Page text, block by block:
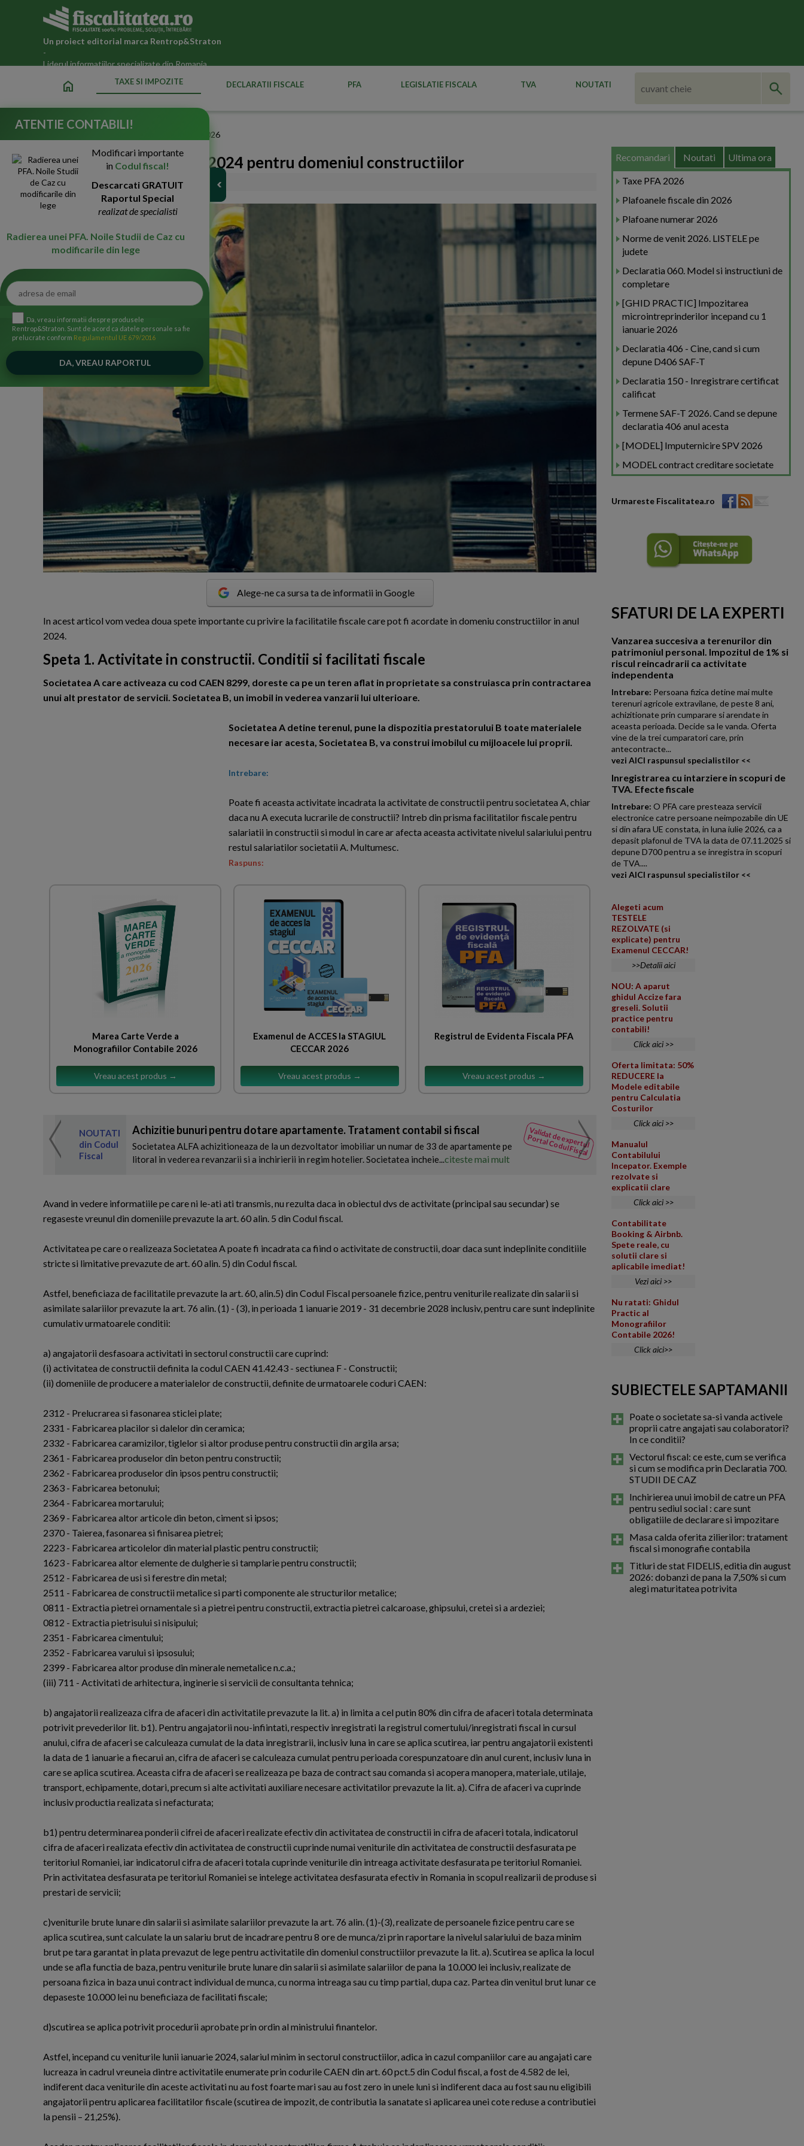
Un proiect editorial marca Rentrop&Straton
-
Liderul informatiilor specializate din Romania
home TAXE SI IMPOZITE DECLARATII FISCALE PFA LEGISLATIE FISCALA TVA NOUTATI
Taxe si impozite datorate statului in 2026
Facilitati fiscale in anul 2024 pentru domeniul constructiilor
21-Aug-2024 76595
Alege-ne ca sursa ta de informatii in Google
In acest articol vom vedea doua spete importante cu privire la facilitatile fiscale care pot fi acordate in domeniu constructiilor in anul
2024.
Speta 1. Activitate in constructii. Conditii si facilitati fiscale
Societatea A care activeaza cu cod CAEN 8299, doreste ca pe un teren aflat in proprietate sa construiasca prin contractarea
unui alt prestator de servicii. Societatea B, un imobil in vederea vanzarii lui ulterioare.
Societatea A detine terenul, pune la dispozitia prestatorului B toate materialele
necesare iar acesta, Societatea B, va construi imobilul cu mijloacele lui proprii.
Intrebare:
Poate fi aceasta activitate incadrata la activitate de constructii pentru societatea A, chiar
daca nu A executa lucrarile de constructii? Intreb din prisma facilitatilor fiscale pentru
salariatii in constructii si modul in care ar afecta aceasta activitate nivelul salariului pentru
restul salariatilor societatii A. Multumesc.
Raspuns:
Marea Carte Verde a
Monografiilor Contabile 2026
Vreau acest produs →
Examenul de ACCES la STAGIUL
CECCAR 2026
Vreau acest produs →
Registrul de Evidenta Fiscala PFA
Vreau acest produs →
NOUTATI
din Codul
Fiscal
Validat de expertul
Portal Codul Fiscal
Achizitie bunuri pentru dotare apartamente. Tratament contabil si fiscal
Societatea ALFA achizitioneaza de la un dezvoltator imobiliar un numar de 33 de apartamente pe
litoral in vederea revanzarii si a inchirierii in regim hotelier. Societatea incheie...citeste mai mult
din Codul
Fiscal
Avand in vedere informatiile pe care ni le-ati ati transmis, nu rezulta daca in obiectul dvs de activitate (principal sau secundar) se
regaseste vreunul din domeniile prevazute la art. 60 alin. 5 din Codul fiscal.
Activitatea pe care o realizeaza Societatea A poate fi incadrata ca fiind o activitate de constructii, doar daca sunt indeplinite conditiile
stricte si limitative prevazute de art. 60 alin. 5) din Codul fiscal.
Astfel, beneficiaza de facilitatile prevazute la art. 60, alin.5) din Codul Fiscal persoanele fizice, pentru veniturile realizate din salarii si
asimilate salariilor prevazute la art. 76 alin. (1) - (3), in perioada 1 ianuarie 2019 - 31 decembrie 2028 inclusiv, pentru care sunt indeplinite
cumulativ urmatoarele conditii:
a) angajatorii desfasoara activitati in sectorul constructii care cuprind:
(i) activitatea de constructii definita la codul CAEN 41.42.43 - sectiunea F - Constructii;
(ii) domeniile de producere a materialelor de constructii, definite de urmatoarele coduri CAEN:
2312 - Prelucrarea si fasonarea sticlei plate;
2331 - Fabricarea placilor si dalelor din ceramica;
2332 - Fabricarea caramizilor, tiglelor si altor produse pentru constructii din argila arsa;
2361 - Fabricarea produselor din beton pentru constructii;
2362 - Fabricarea produselor din ipsos pentru constructii;
2363 - Fabricarea betonului;
2364 - Fabricarea mortarului;
2369 - Fabricarea altor articole din beton, ciment si ipsos;
2370 - Taierea, fasonarea si finisarea pietrei;
2223 - Fabricarea articolelor din material plastic pentru constructii;
1623 - Fabricarea altor elemente de dulgherie si tamplarie pentru constructii;
2512 - Fabricarea de usi si ferestre din metal;
2511 - Fabricarea de constructii metalice si parti componente ale structurilor metalice;
0811 - Extractia pietrei ornamentale si a pietrei pentru constructii, extractia pietrei calcaroase, ghipsului, cretei si a ardeziei;
0812 - Extractia pietrisului si nisipului;
2351 - Fabricarea cimentului;
2352 - Fabricarea varului si ipsosului;
2399 - Fabricarea altor produse din minerale nemetalice n.c.a.;
(iii) 711 - Activitati de arhitectura, inginerie si servicii de consultanta tehnica;
b) angajatorii realizeaza cifra de afaceri din activitatile prevazute la lit. a) in limita a cel putin 80% din cifra de afaceri totala determinata
potrivit prevederilor lit. b1). Pentru angajatorii nou-infiintati, respectiv inregistrati la registrul comertului/inregistrati fiscal in cursul
anului, cifra de afaceri se calculeaza cumulat de la data inregistrarii, inclusiv luna in care se aplica scutirea, iar pentru angajatorii existenti
la data de 1 ianuarie a fiecarui an, cifra de afaceri se calculeaza cumulat pentru perioada corespunzatoare din anul curent, inclusiv luna in
care se aplica scutirea. Aceasta cifra de afaceri se realizeaza pe baza de contract sau comanda si acopera manopera, materiale, utilaje,
transport, echipamente, dotari, precum si alte activitati auxiliare necesare activitatilor prevazute la lit. a). Cifra de afaceri va cuprinde
inclusiv productia realizata si nefacturata;
b1) pentru determinarea ponderii cifrei de afaceri realizate efectiv din activitatea de constructii in cifra de afaceri totala, indicatorul
cifra de afaceri realizata efectiv din activitatea de constructii cuprinde numai veniturile din activitatea de constructii desfasurata pe
teritoriul Romaniei, iar indicatorul cifra de afaceri totala cuprinde veniturile din intreaga activitate desfasurata pe teritoriul Romaniei.
Prin activitatea desfasurata pe teritoriul Romaniei se intelege activitatea desfasurata efectiv in Romania in scopul realizarii de produse si
prestari de servicii;
c)veniturile brute lunare din salarii si asimilate salariilor prevazute la art. 76 alin. (1)-(3), realizate de persoanele fizice pentru care se
aplica scutirea, sunt calculate la un salariu brut de incadrare pentru 8 ore de munca/zi prin raportare la nivelul salariului de baza minim
brut pe tara garantat in plata prevazut de lege pentru activitatile din domeniul constructiilor prevazute la lit. a). Scutirea se aplica la locul
unde se afla functia de baza, pentru veniturile brute lunare din salarii si asimilate salariilor de pana la 10.000 lei inclusiv, realizate de
persoana fizica in baza unui contract individual de munca, cu norma intreaga sau cu timp partial, dupa caz. Partea din venitul brut lunar ce
depaseste 10.000 lei nu beneficiaza de facilitati fiscale;
d)scutirea se aplica potrivit procedurii aprobate prin ordin al ministrului finantelor.
Astfel, incepand cu veniturile lunii ianuarie 2024, salariul minim in sectorul constructiilor, adica in cazul companiilor care au angajati care
lucreaza in cadrul vreuneia dintre activitatile enumerate prin codurile CAEN din art. 60 pct.5 din Codul fiscal, a fost de 4.582 de lei,
indiferent daca veniturile din aceste activitati nu au fost foarte mari sau au fost zero in unele luni si indiferent daca au fost sau nu eligibili
angajatorii pentru aplicarea facilitatilor fiscale (scutirea de impozit, de contributia la sanatate si aplicarea unei cote reduse a contributiei
la pensii – 21,25%).
Recomandari Noutati Ultima ora
Taxe PFA 2026
Plafoanele fiscale din 2026
Plafoane numerar 2026
Norme de venit 2026. LISTELE pe
judete
Declaratia 060. Model si instructiuni de
completare
[GHID PRACTIC] Impozitarea
microintreprinderilor incepand cu 1
ianuarie 2026
Declaratia 406 - Cine, cand si cum
depune D406 SAF-T
Declaratia 150 - Inregistrare certificat
calificat
Termene SAF-T 2026. Cand se depune
declaratia 406 anul acesta
[MODEL] Imputernicire SPV 2026
MODEL contract creditare societate
Urmareste Fiscalitatea.ro
SFATURI DE LA EXPERTI
Vanzarea succesiva a terenurilor din
patrimoniul personal. Impozitul de 1% si
riscul reincadrarii ca activitate
independenta
Intrebare: Persoana fizica detine mai multe
terenuri agricole extravilane, de peste 8 ani,
achizitionate prin cumparare si arendate in
aceasta perioada. Decide sa le vanda. Oferta
vine de la trei cumparatori care, prin
antecontracte...
vezi AICI raspunsul specialistilor <<
Inregistrarea cu intarziere in scopuri de
TVA. Efecte fiscale
Intrebare: O PFA care presteaza servicii
electronice catre persoane neimpozabile din UE
si din afara UE constata, in luna iulie 2026, ca a
depasit plafonul de TVA la data de 07.11.2025 si
depune D700 pentru a se inregistra in scopuri
de TVA....
vezi AICI raspunsul specialistilor <<
Alegeti acum
TESTELE
REZOLVATE (si
explicate) pentru
Examenul CECCAR!
>>Detalii aici
NOU: A aparut
ghidul Accize fara
greseli. Solutii
practice pentru
contabili!
Click aici >>
Oferta limitata: 50%
REDUCERE la
Modele editabile
pentru Calculatia
Costurilor
Click aici >>
Manualul
Contabilului
Incepator. Exemple
rezolvate si
explicatii clare
Click aici >>
Contabilitate
Booking & Airbnb.
Spete reale, cu
solutii clare si
aplicabile imediat!
Vezi aici >>
Nu ratati: Ghidul
Practic al
Monografiilor
Contabile 2026!
Click aici>>
SUBIECTELE SAPTAMANII
Poate o societate sa-si vanda activele
proprii catre angajati sau colaboratori?
In ce conditii?
Vectorul fiscal: ce este, cum se verifica
si cum se modifica prin Declaratia 700.
STUDII DE CAZ
Inchirierea unui imobil de catre un PFA
pentru sediul social : care sunt
obligatiile de declarare si impozitare
Masa calda oferita zilierilor: tratament
fiscal si monografie contabila
Titluri de stat FIDELIS, editia din august
2026: dobanzi de pana la 7,50% si cum
alegi maturitatea potrivita
ATENTIE CONTABILI!
Modificari importante
in Codul fiscal!
Descarcati GRATUIT
Raportul Special
realizat de specialisti
Radierea unei PFA. Noile Studii de Caz cu
modificarile din lege
Da, vreau informatii despre produsele
Rentrop&Straton. Sunt de acord ca datele personale sa fie
prelucrate conform Regulamentul UE 679/2016